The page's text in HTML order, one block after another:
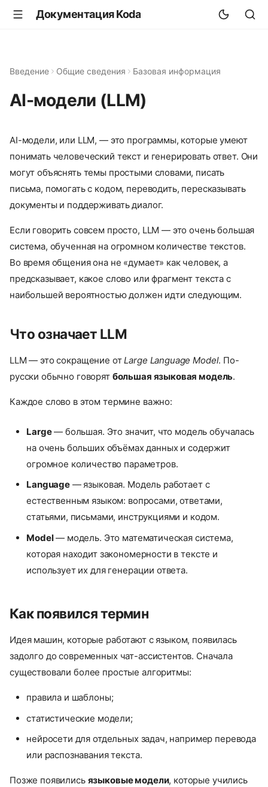
Документация Koda
Введение Общие сведения Базовая информация
AI-модели (LLM)
AI-модели, или LLM, — это программы, которые умеют
понимать человеческий текст и генерировать ответ. Они
могут объяснять темы простыми словами, писать
письма, помогать с кодом, переводить, пересказывать
документы и поддерживать диалог.
Если говорить совсем просто, LLM — это очень большая
система, обученная на огромном количестве текстов.
Во время общения она не «думает» как человек, а
предсказывает, какое слово или фрагмент текста с
наибольшей вероятностью должен идти следующим.
Что означает LLM
LLM — это сокращение отLarge Language Model. По-
русски обычно говорят большая языковая модель.
Каждое слово в этом термине важно:
Large— большая. Это значит, что модель обучалась
на очень больших объёмах данных и содержит
огромное количество параметров.
Language— языковая. Модель работает с
естественным языком: вопросами, ответами,
статьями, письмами, инструкциями и кодом.
Model— модель. Это математическая система,
которая находит закономерности в тексте и
использует их для генерации ответа.
Как появился термин
Идея машин, которые работают с языком, появилась
задолго до современных чат-ассистентов. Сначала
существовали более простые алгоритмы:
правила и шаблоны;
статистические модели;
нейросети для отдельных задач, например перевода
или распознавания текста.
Позже появились языковые модели, которые учились